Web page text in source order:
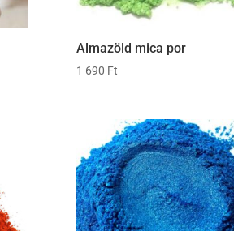
Almazöld mica por
1 690 Ft